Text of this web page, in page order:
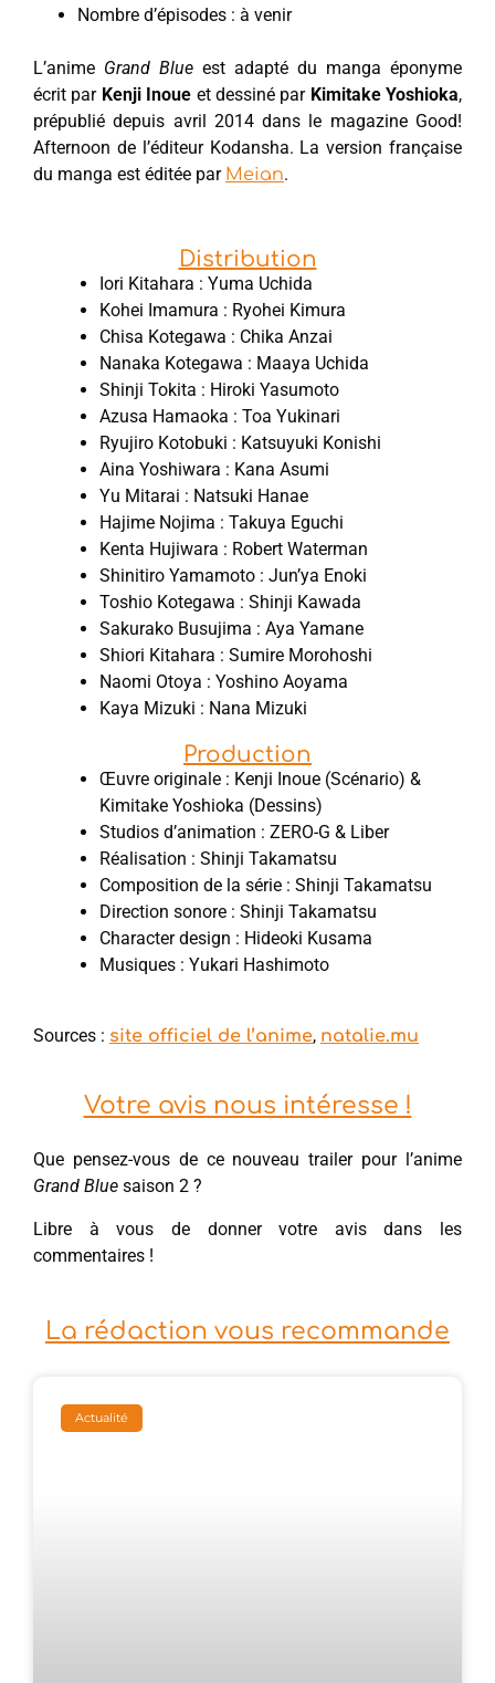
Nombre d’épisodes : à venir
L’anime Grand Blue est adapté du manga éponyme
écrit par Kenji Inoue et dessiné par Kimitake Yoshioka,
prépublié depuis avril 2014 dans le magazine Good!
Afternoon de l’éditeur Kodansha. La version française
du manga est éditée par Meian.
Distribution
Iori Kitahara : Yuma Uchida
Kohei Imamura : Ryohei Kimura
Chisa Kotegawa : Chika Anzai
Nanaka Kotegawa : Maaya Uchida
Shinji Tokita : Hiroki Yasumoto
Azusa Hamaoka : Toa Yukinari
Ryujiro Kotobuki : Katsuyuki Konishi
Aina Yoshiwara : Kana Asumi
Yu Mitarai : Natsuki Hanae
Hajime Nojima : Takuya Eguchi
Kenta Hujiwara : Robert Waterman
Shinitiro Yamamoto : Jun’ya Enoki
Toshio Kotegawa : Shinji Kawada
Sakurako Busujima : Aya Yamane
Shiori Kitahara : Sumire Morohoshi
Naomi Otoya : Yoshino Aoyama
Kaya Mizuki : Nana Mizuki
Production
Œuvre originale : Kenji Inoue (Scénario) &
Kimitake Yoshioka (Dessins)
Studios d’animation : ZERO-G & Liber
Réalisation : Shinji Takamatsu
Composition de la série : Shinji Takamatsu
Direction sonore : Shinji Takamatsu
Character design : Hideoki Kusama
Musiques : Yukari Hashimoto
Sources : site officiel de l’anime, natalie.mu
Votre avis nous intéresse !
Que pensez-vous de ce nouveau trailer pour l’anime
Grand Blue saison 2 ?
Libre à vous de donner votre avis dans les
commentaires !
La rédaction vous recommande
Actualité